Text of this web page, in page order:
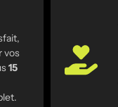
vos
15